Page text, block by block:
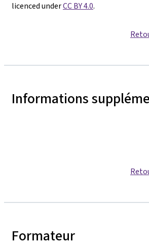
licenced underCC BY 4.0.
Informations
Formateur